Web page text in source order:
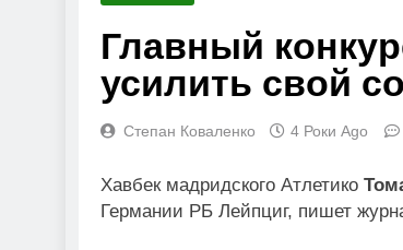
Главный
усилить свой
Степан Коваленко 4 Роки Ago
Хавбек мадридского Атлетико
Германии РБ Лейпциг, пишет